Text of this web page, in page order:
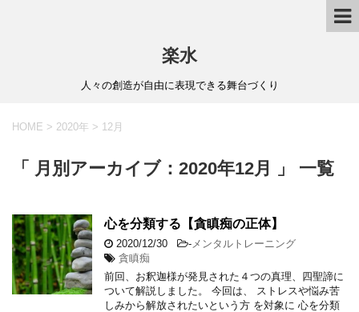
楽水
人々の創造が自由に表現できる舞台づくり
HOME > 2020年 > 12月
「 月別アーカイブ：2020年12月 」 一覧
心を分類する【貪瞋痴の正体】
2020/12/30 - メンタルトレーニング
貪瞋痴
前回、お釈迦様が発見された４つの真理、四聖諦に
ついて解説しました。 今回は、 ストレスや悩み苦
しみから解放されたいという方 を対象に 心を分類